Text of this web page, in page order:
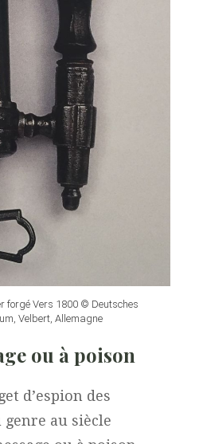
forgé Vers 1800 © Deutsches
Velbert, Allemagne
ou à poison
d’espion des
au siècle